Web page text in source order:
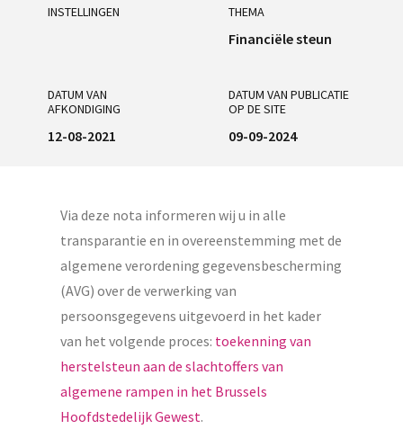
INSTELLINGEN THEMA
Financiële steun
DATUM VAN
AFKONDIGING
12-08-2021
DATUM VAN PUBLICATIE
OP DE SITE
09-09-2024
Via deze nota informeren wij u in alle
transparantie en in overeenstemming met de
algemene verordening gegevensbescherming
(AVG) over de verwerking van
persoonsgegevens uitgevoerd in het kader
van het volgende proces: toekenning van
herstelsteun aan de slachtoffers van
algemene rampen in het Brussels
Hoofdstedelijk Gewest.